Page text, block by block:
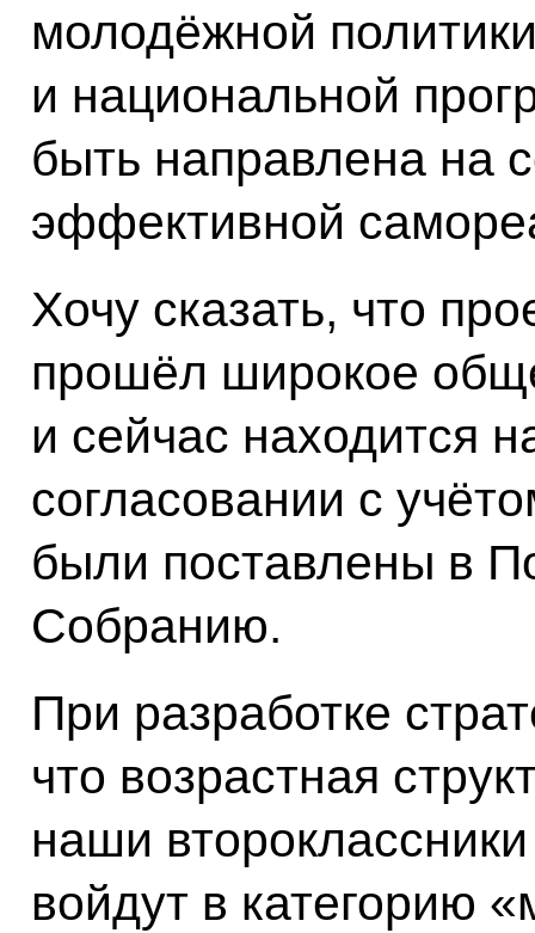
молодёжной
и национальной
быть направлена на
эффективной
Хочу сказать, что
прошёл широкое
и сейчас находится
согласовании с
были поставлены в
Собранию.
При разработке
что возрастная
наши
войдут в категорию